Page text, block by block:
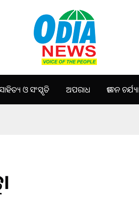
ଓ ସଂସ୍କୃତି ଅପରାଧ ଜୀବନ ଚର୍ଯ୍ୟା